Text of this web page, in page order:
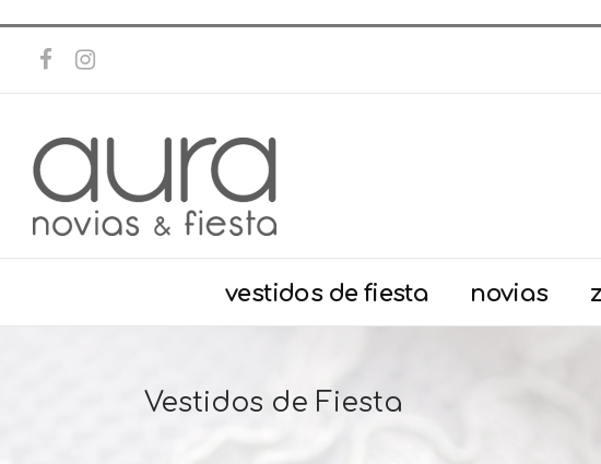
vestidos de fiesta novias
Vestidos de Fiesta